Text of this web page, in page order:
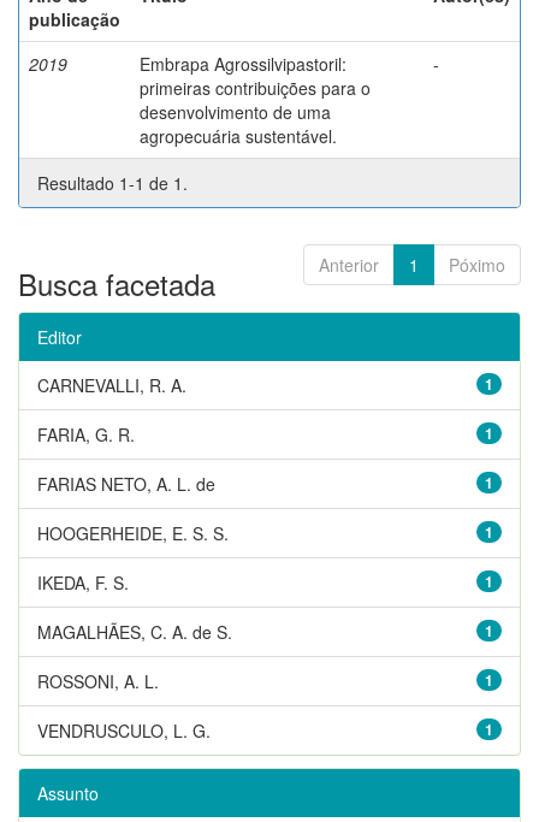
publicação
2019
Embrapa Agrossilvipastoril:
primeiras contribuições para o
desenvolvimento de uma
agropecuária sustentável.
-
Resultado 1-1 de 1.
Anterior 1 Póximo
Busca facetada
Editor
1
CARNEVALLI, R. A.
1
FARIA, G. R.
1
FARIAS NETO, A. L. de
1
HOOGERHEIDE, E. S. S.
1
IKEDA, F. S.
1
MAGALHÃES, C. A. de S.
1
ROSSONI, A. L.
1
VENDRUSCULO, L. G.
Assunto